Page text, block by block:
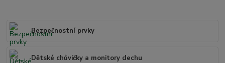
Bezpečnostní prvky
Dětské chůvičky a monitory dechu